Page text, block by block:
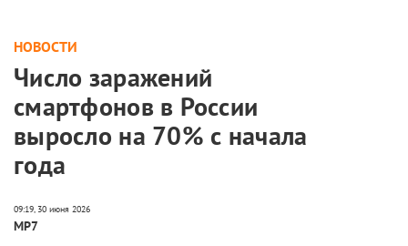
НОВОСТИ
Число заражений
смартфонов в России
выросло на 70% с начала
года
МР7